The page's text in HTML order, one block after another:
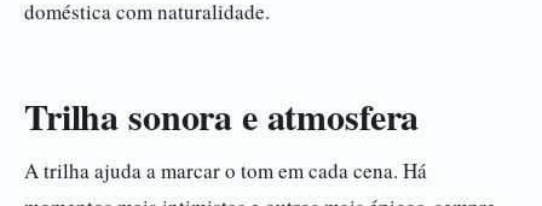
doméstica com naturalidade.
Trilha sonora e atmosfera
A trilha ajuda a marcar o tom em cada cena. Há